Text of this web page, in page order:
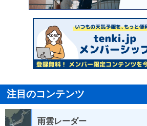
注目のコンテンツ
雨雲レーダー